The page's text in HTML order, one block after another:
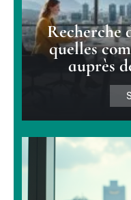
Recherche
quelles
auprès